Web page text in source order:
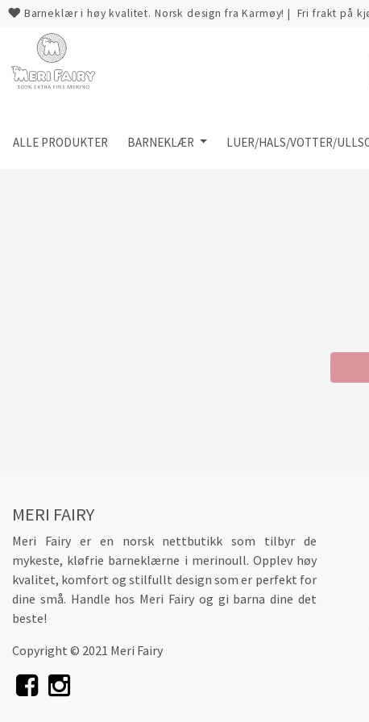
Barneklær i høy kvalitet. Norsk design fra Karmøy!| Fri frakt på
ALLE PRODUKTER BARNEKLÆR LUER/HALS/VOTTER/
MERI FAIRY
Meri Fairy er en norsk nettbutikk som tilbyr de
mykeste, kløfrie barneklærne i merinoull. Opplev høy
kvalitet, komfort og stilfullt design som er perfekt for
dine små. Handle hos Meri Fairy og gi barna dine det
beste!
Copyright © 2021 Meri Fairy